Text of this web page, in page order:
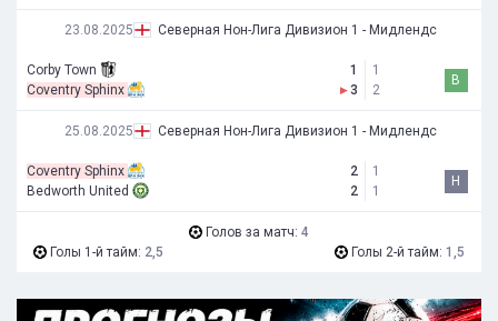
23.08.2025 Северная Нон-Лига Дивизион 1 - Мидлендс
Corby Town
Coventry Sphinx
1
▸3
1
2
В
25.08.2025 Северная Нон-Лига Дивизион 1 - Мидлендс
Coventry Sphinx
Bedworth United
2
2
1
1
Н
Голов за матч: 4
Голы 1-й тайм: 2,5 Голы 2-й тайм: 1,5